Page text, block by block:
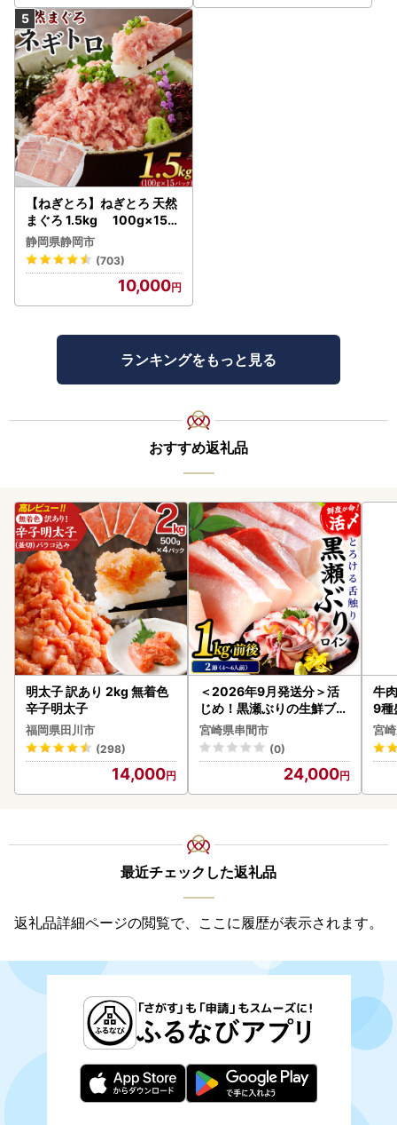
【ねぎとろ】ねぎとろ 天然
まぐろ 1.5kg 100g×15パ
ック
静岡県静岡市
(703)
10,000
ランキングをもっと見る
おすすめ返礼品
明太子 訳あり 2kg 無着色
辛子明太子
福岡県田川市
(298)
14,000
＜2026年9月発送分＞活
じめ！黒瀬ぶりの生鮮ブリ
ロイン2節（1.0kg前後）_
K001-012-2609
宮崎県串間市
(0)
24,000
牛
9種
-
シ!!
宮
最近チェックした返礼品
返礼品詳細ページの閲覧で、ここに履歴が表示されます。